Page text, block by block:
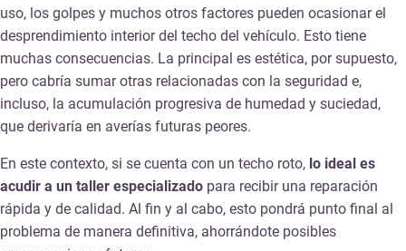
uso, los golpes y muchos otros factores pueden ocasionar el
desprendimiento interior del techo del vehículo. Esto tiene
muchas consecuencias. La principal es estética, por supuesto,
pero cabría sumar otras relacionadas con la seguridad e,
incluso, la acumulación progresiva de humedad y suciedad,
que derivaría en averías futuras peores.
En este contexto, si se cuenta con un techo roto, lo ideal es
acudir a un taller especializado para recibir una reparación
rápida y de calidad. Al fin y al cabo, esto pondrá punto final al
problema de manera definitiva, ahorrándote posibles